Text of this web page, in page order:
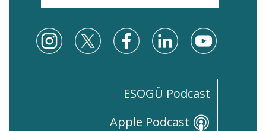
ESOGÜ Podcast
Apple Podcast